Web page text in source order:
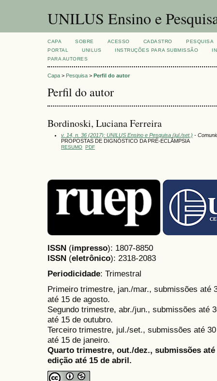
UNILUS Ensino e
CAPA SOBRE ACESSO CADASTRO
PESQUISA
PORTAL
UNILUS INSTRUÇÕES PARA SUBMISSÃO
PARA AUTORES
Capa > Pesquisa > Perfil do autor
Perfil do autor
Bordinoski, Luciana Ferreira
v. 14, n. 36 (2017): UNILUS Ensino e Pesquisa (jul./set.) -
PROPOSTAS DE DIGNÓSTICO DA PRÉ-ECLÂMPSIA
RESUMO PDF
ISSN (impresso): 1807-8850
ISSN (eletrônico): 2318-2083
Periodicidade: Trimestral
Primeiro trimestre, jan./mar., submissões até
até 15 de agosto.
Segundo trimestre, abr./jun., submissões até
até 15 de outubro.
Terceiro trimestre, jul./set., submissões até
até 15 de janeiro.
Quarto trimestre, out./dez., submissões
edição até 15 de abril.